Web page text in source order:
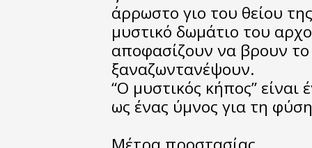
άρρωστο γιο του θείου
μυστικό δωμάτιο του
αποφασίζουν να βρουν
ξαναζωντανέψουν.
“Ο μυστικός κήπος”
ως ένας ύμνος για τη